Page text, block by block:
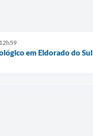
em Eldorado do Sul